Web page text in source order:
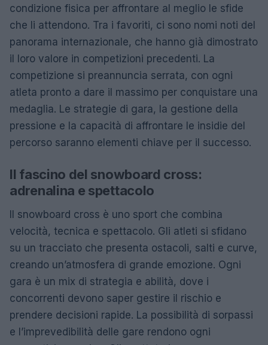
condizione fisica per affrontare al meglio le sfide
che li attendono. Tra i favoriti, ci sono nomi noti del
panorama internazionale, che hanno già dimostrato
il loro valore in competizioni precedenti. La
competizione si preannuncia serrata, con ogni
atleta pronto a dare il massimo per conquistare una
medaglia. Le strategie di gara, la gestione della
pressione e la capacità di affrontare le insidie del
percorso saranno elementi chiave per il successo.
Il fascino del snowboard cross:
adrenalina e spettacolo
Il snowboard cross è uno sport che combina
velocità, tecnica e spettacolo. Gli atleti si sfidano
su un tracciato che presenta ostacoli, salti e curve,
creando un’atmosfera di grande emozione. Ogni
gara è un mix di strategia e abilità, dove i
concorrenti devono saper gestire il rischio e
prendere decisioni rapide. La possibilità di sorpassi
e l’imprevedibilità delle gare rendono ogni